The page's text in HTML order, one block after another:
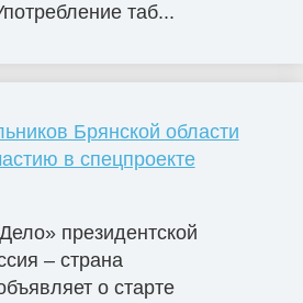
таб...
Брянской области
в спецпроекте
президентской
– страна
о старте